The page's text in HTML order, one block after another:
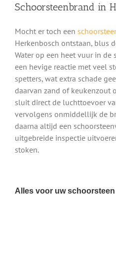
Schoorsteenbrand in
Mocht er toch een
Herkenbosch ontstaan, blus
Water op een heet vuur in de
een hevige reactie met veel
spetters, wat extra schade
daarvan zand of keukenzout
sluit direct de luchttoevoer
vervolgens onmiddellijk de
daarna altijd een
uitgebreide inspectie
stoken.
Alles voor uw schoorsteen